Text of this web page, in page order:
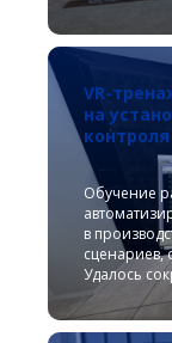
VR-
на
контроля
Обучение
в
сценариев,
Удалось